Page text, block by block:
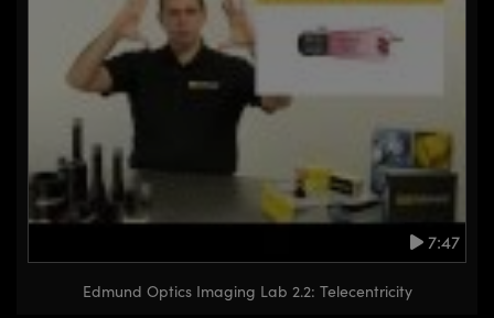
7:47
Edmund Optics Imaging Lab 2.2: Telecentricity